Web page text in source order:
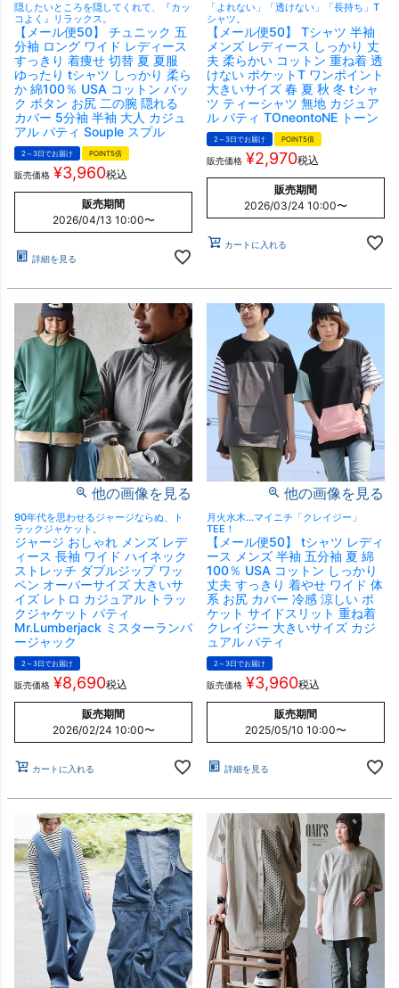
隠したいところを隠してくれて、『カッ
コよく』リラックス。
【メール便50】 チュニック 五
分袖 ロング ワイド レディース
すっきり 着痩せ 切替 夏 夏服
ゆったり tシャツ しっかり 柔ら
か 綿100％ USA コットン バッ
ク ボタン お尻 二の腕 隠れる
カバー 5分袖 半袖 大人 カジュ
アル パティ Souple スプル
2～3日でお届け POINT5倍
販売価格 ¥3,960税込
販売期間
2026/04/13 10:00〜
詳細を見る
「よれない」「透けない」「長持ち」T
シャツ。
【メール便50】 Tシャツ 半袖
メンズ レディース しっかり 丈
夫 柔らかい コットン 重ね着 透
けない ポケットT ワンポイント
大きいサイズ 春 夏 秋 冬 tシャ
ツ ティーシャツ 無地 カジュア
ル パティ TOneontoNE トーン
2～3日でお届け POINT5倍
販売価格 ¥2,970税込
販売期間
2026/03/24 10:00〜
カートに入れる
他の画像を見る
90年代を思わせるジャージならぬ、ト
ラックジャケット。
ジャージ おしゃれ メンズ レデ
ィース 長袖 ワイド ハイネック
ストレッチ ダブルジップ ワッ
ペン オーバーサイズ 大きいサ
イズ レトロ カジュアル トラッ
クジャケット パティ
Mr.Lumberjack ミスターランバ
ージャック
2～3日でお届け
販売価格 ¥8,690税込
販売期間
2026/02/24 10:00〜
カートに入れる
他の画像を見る
月火水木…マイニチ「クレイジー」
TEE！
【メール便50】 tシャツ レディ
ース メンズ 半袖 五分袖 夏 綿
100％ USA コットン しっかり
丈夫 すっきり 着やせ ワイド 体
系 お尻 カバー 冷感 涼しい ポ
ケット サイドスリット 重ね着
クレイジー 大きいサイズ カジ
ュアル パティ
2～3日でお届け
販売価格 ¥3,960税込
販売期間
2025/05/10 10:00〜
詳細を見る